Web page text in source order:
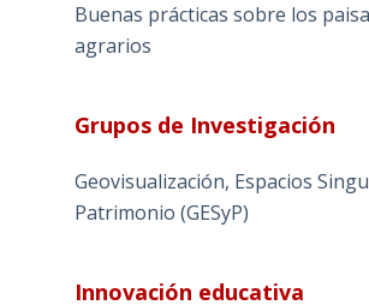
Buenas prácticas sobre los
agrarios
Grupos de Investigación
Geovisualización, Espacios
Patrimonio (GESyP)
Innovación educativa